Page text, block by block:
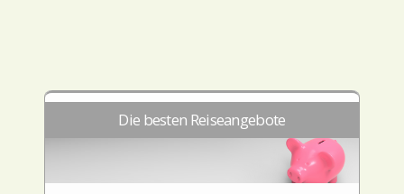
Die besten Reiseangebote